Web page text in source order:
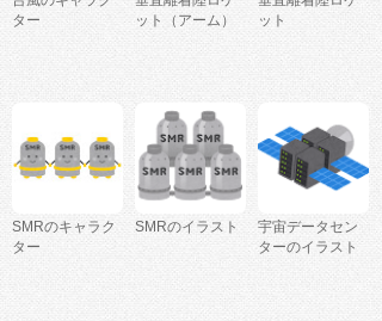
ター
ット（アーム）
ット
SMRのキャラク
ター
SMRのイラスト
宇宙データセン
ターのイラスト